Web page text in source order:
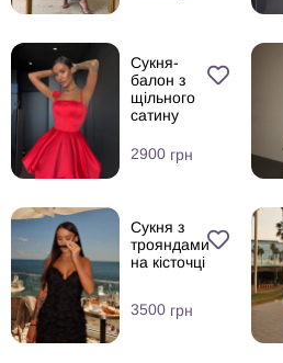
Сукня-
балон з
щільного
сатину
2900 грн
Сукня з
трояндами
на кісточці
3500 грн